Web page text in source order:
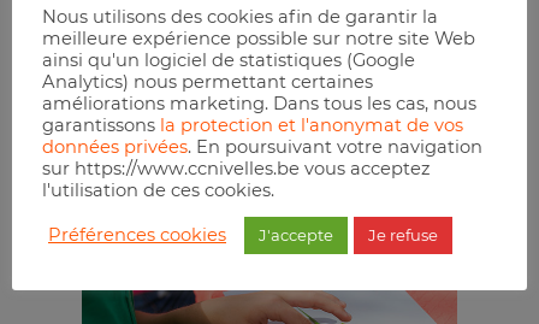
Réserver
Nous utilisons des cookies afin de garantir la
meilleure expérience possible sur notre site Web
ainsi qu'un logiciel de statistiques (Google
Analytics) nous permettant certaines
améliorations marketing. Dans tous les cas, nous
garantissons la protection et l'anonymat de vos
données privées. En poursuivant votre navigation
sur https://www.ccnivelles.be vous acceptez
l'utilisation de ces cookies.
Préférences cookies J'accepte Je refuse